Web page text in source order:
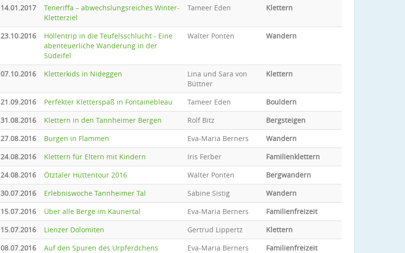
14.01.2017
Teneriffa – abwechslungsreiches Winter-
Kletterziel
Tameer Eden Klettern
23.10.2016
Höllentrip in die Teufelsschlucht - Eine
abenteuerliche Wanderung in der
Südeifel
Walter Ponten Wandern
07.10.2016 Kletterkids in Nideggen
Lina und Sara von
Büttner
Klettern
21.09.2016 Perfekter Kletterspaß in Fontainebleau Tameer Eden
Bouldern
31.08.2016
Klettern in den Tannheimer Bergen Rolf Bitz
Bergsteigen
27.08.2016
Burgen in Flammen Eva-Maria Berners
Wandern
24.08.2016
Klettern für Eltern mit Kindern Iris Ferber
Familienklettern
24.08.2016
Ötztaler Hüttentour 2016 Walter Ponten
Bergwandern
30.07.2016
Erlebniswoche Tannheimer Tal Sabine Sistig
Wandern
15.07.2016
Über alle Berge im Kaunertal Eva-Maria Berners
Familienfreizeit
15.07.2016
Lienzer Dolomiten Gertrud Lippertz
Klettern
08.07.2016
Auf den Spuren des Urpferdchens Eva-Maria Berners
Familienfreizeit